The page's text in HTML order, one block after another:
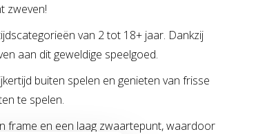
zweven!
van 2 tot 18+ jaar. Dankzij
aan dit geweldige speelgoed.
buiten spelen en genieten van frisse
te spelen.
frame en een laag zwaartepunt, waardoor